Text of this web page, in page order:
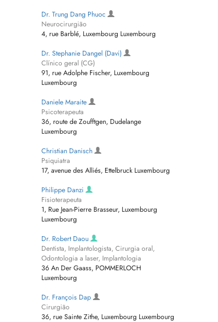
Dr. Trung Dang Phuoc
Neurocirurgião
4, rue Barblé, Luxembourg Luxembourg
Dr. Stephanie Dangel (Davi)
Clínico geral (CG)
91, rue Adolphe Fischer, Luxembourg
Luxembourg
Daniele Maraite
Psicoterapeuta
36, route de Zoufftgen, Dudelange
Luxembourg
Christian Danisch
Psiquiatra
17, avenue des Alliés, Ettelbruck Luxembourg
Philippe Danzi
Fisioterapeuta
1, Rue Jean-Pierre Brasseur, Luxembourg
Luxembourg
Dr. Robert Daou
Dentista, Implantologista, Cirurgia oral,
Odontologia a laser, Implantologia
36 An Der Gaass, POMMERLOCH
Luxembourg
Dr. François Dap
Cirurgião
36, rue Sainte Zithe, Luxembourg Luxembourg